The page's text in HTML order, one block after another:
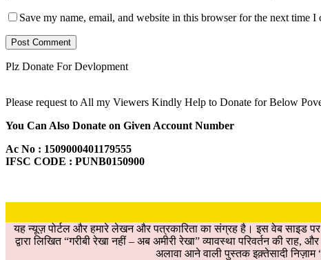
Save my name, email, and website in this browser for the next time I
Plz Donate For Devlopment
Please request to All my Viewers Kindly Help to Donate for Below
You Can Also Donate on Given Account Number
Ac No : 1509000401179555
IFSC CODE : PUNB0150900
यह न्यूज़ पोर्टल और हमारे लेखन और पत्रकारिता का संग्रह है। इस वेब साइड
द्वारा लिखित “गरीबी रेखा नहीं – अब अमीरी रेखा” व्यावस्था परिवर्तन की
अलावा आने वाली पुस्तक इक़्तेसादी